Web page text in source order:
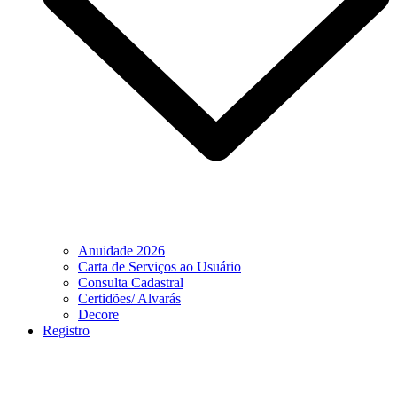
Anuidade 2026
Carta de Serviços ao Usuário
Consulta Cadastral
Certidões/ Alvarás
Decore
Registro